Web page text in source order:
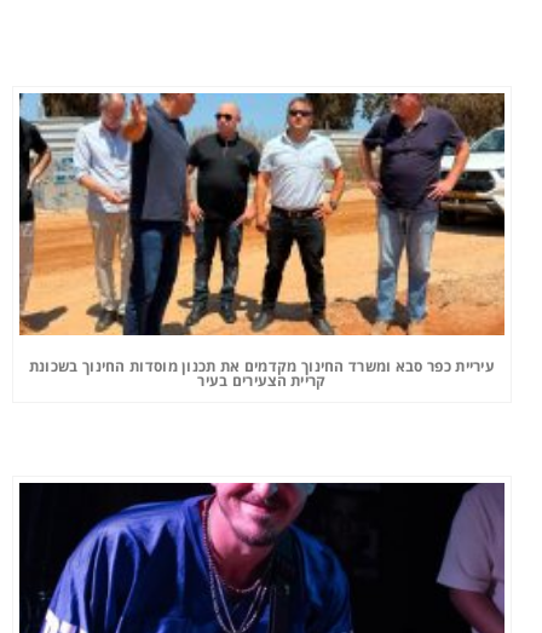
עיריית כפר סבא ומשרד החינוך מקדמים את תכנון מוסדות החינוך בשכונת
קריית הצעירים בעיר